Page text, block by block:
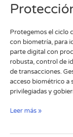
Protegemos el ciclo
con biometría, para
parte digital con
robusta, control de
de transacciones.​
acceso biométrico a
privilegiadas y
Protección
de
Leer más »